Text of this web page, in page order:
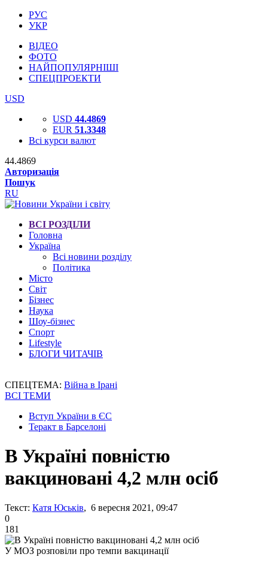
РУС
УКР
ВІДЕО
ФОТО
НАЙПОПУЛЯРНІШІ
СПЕЦПРОЕКТИ
USD
USD 44.4869
EUR 51.3348
Всі курси валют
44.4869
Авторизація
Пошук
RU
ВСІ РОЗДІЛИ
Головна
Україна
Всі новини розділу
Політика
Місто
Світ
Бізнес
Наука
Шоу-бізнес
Спорт
Lifestyle
БЛОГИ ЧИТАЧІВ
СПЕЦТЕМА: Війна в Ірані
ВСІ ТЕМИ
Вступ України в ЄС
Теракт в Барселоні
В Україні повністю
вакциновані 4,2 млн осіб
Текст: Катя Юськів, 6 вересня 2021, 09:47
0
181
У МОЗ розповіли про темпи вакцинації